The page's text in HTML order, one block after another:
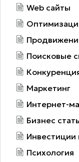
Web сайты
Поисковые
Маркетинг
Интернет-
Бизнес
Психология